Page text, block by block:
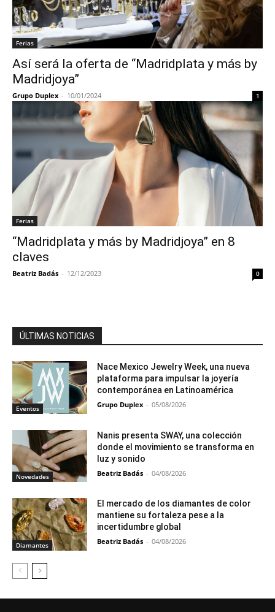
Ferias
Así será la oferta de “Madridplata y más by
Madridjoya”
Grupo Duplex - 10/01/2024 1
Ferias
“Madridplata y más by Madridjoya” en 8
claves
Beatriz Badás - 12/12/2023 0
ÚLTIMAS NOTICIAS
Eventos
Nace Mexico Jewelry Week, una nueva
plataforma para impulsar la joyería
contemporánea en Latinoamérica
Grupo Duplex - 05/08/2026
Novedades
Nanis presenta SWAY, una colección
donde el movimiento se transforma en
luz y sonido
Beatriz Badás - 04/08/2026
Diamantes
El mercado de los diamantes de color
mantiene su fortaleza pese a la
incertidumbre global
Beatriz Badás - 04/08/2026